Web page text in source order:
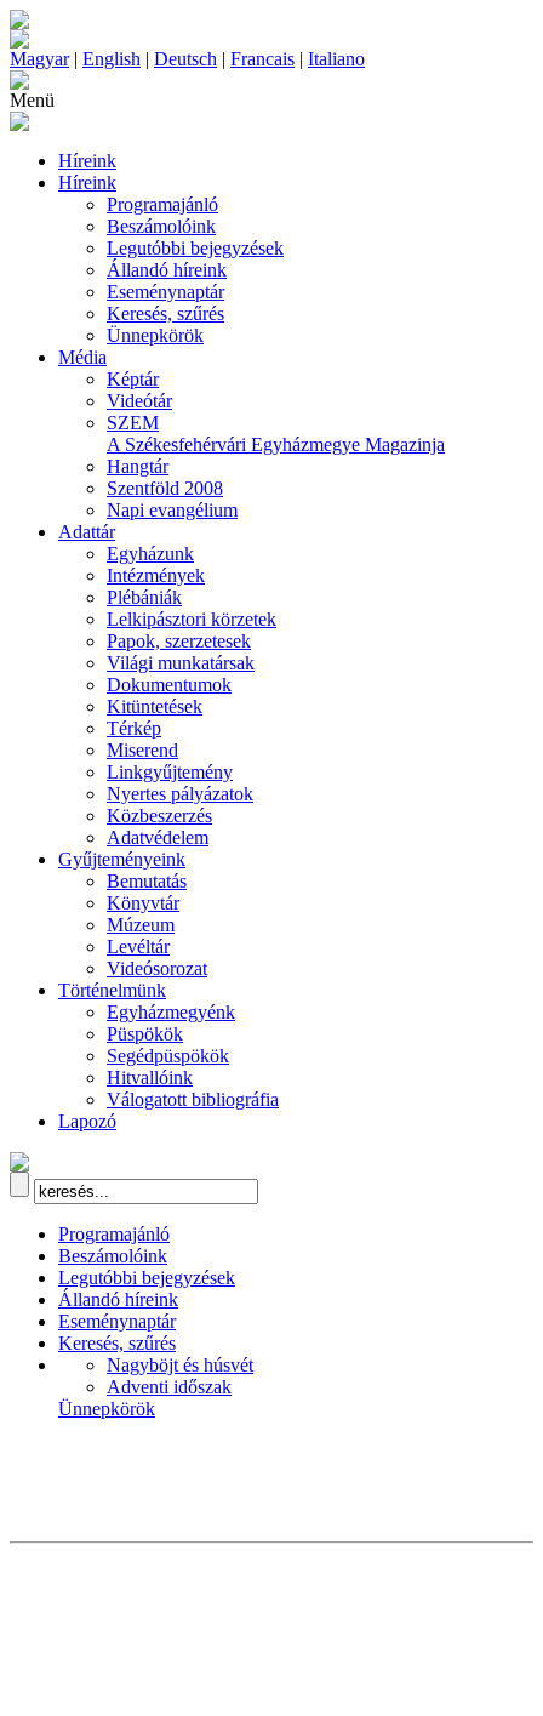
Magyar| English | Deutsch | Francais | Italiano
Menü
Híreink
Híreink
Programajánló
Beszámolóink
Legutóbbi bejegyzések
Állandó híreink
Eseménynaptár
Keresés, szűrés
Ünnepkörök
Média
Képtár
Videótár
SZEM
A Székesfehérvári Egyházmegye Magazinja
Hangtár
Szentföld 2008
Napi evangélium
Adattár
Egyházunk
Intézmények
Plébániák
Lelkipásztori körzetek
Papok, szerzetesek
Világi munkatársak
Dokumentumok
Kitüntetések
Térkép
Miserend
Linkgyűjtemény
Nyertes pályázatok
Közbeszerzés
Adatvédelem
Gyűjteményeink
Bemutatás
Könyvtár
Múzeum
Levéltár
Videósorozat
Történelmünk
Egyházmegyénk
Püspökök
Segédpüspökök
Hitvallóink
Válogatott bibliográfia
Lapozó
Programajánló
Beszámolóink
Legutóbbi bejegyzések
Állandó híreink
Eseménynaptár
Keresés, szűrés
Nagyböjt és húsvét
Adventi időszak
Ünnepkörök